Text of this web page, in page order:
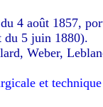
4 août 1857,
du 5 juin 1880).
Weber,
et